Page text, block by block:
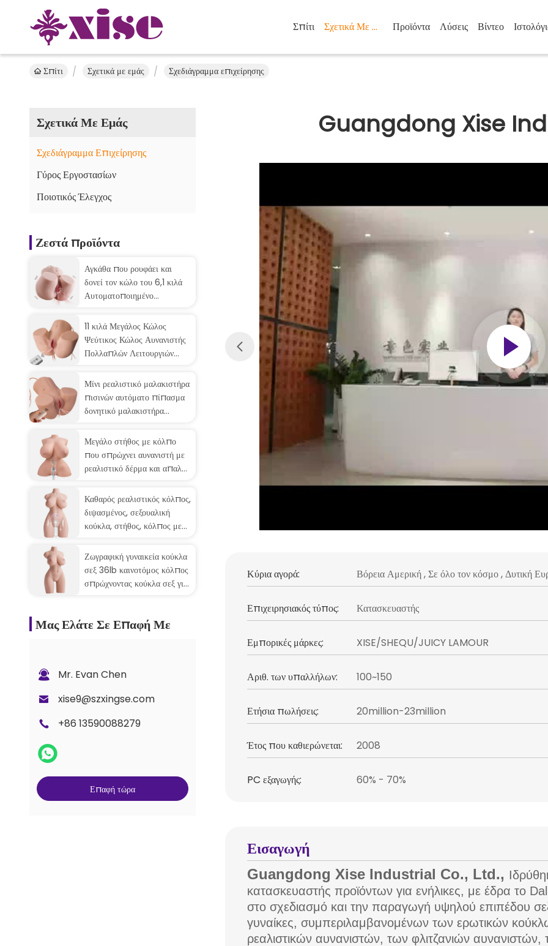
Σπίτι Σχετικά Με Εμάς Προϊόντα Λύσεις Βίντεο
Σπίτι Σχετικά με εμάς Σχεδιάγραμμα επιχείρησης
Σχετικά Με Εμάς
Σχεδιάγραμμα Επιχείρησης
Γύρος Εργοστασίων
Ποιοτικός Έλεγχος
Ζεστά προϊόντα
Αγκάθα που ρουφάει και
δονεί τον κώλο του 6,1 κιλά
Αυτοματοποιημένο
νερού Αυνανιστής
11 κιλά Μεγάλος Κώλος
Ψεύτικος Κώλος Αυνανιστής
Πολλαπλών Λειτουργιών
Μίνι ρεαλιστικό μαλακιστήρα
πισινών αυτόματο πίπασμα
δονητικό μαλακιστήρα
Μεγάλο στήθος με κόλπο
που σπρώχνει αυνανιστή με
ρεαλιστικό δέρμα και απαλό
Καθαρός ρεαλιστικός κόλπος,
διψασμένος, σεξουαλική
κούκλα, στήθος, κόλπος με
Ζωγραφική γυναικεία κούκλα
σεξ 36lb καινοτόμος κόλπος
σπρώχνοντας κούκλα σεξ για
Μας Ελάτε Σε Επαφή Με
Mr. Evan Chen
xise9@szxingse.com
+86 13590088279
Επαφή τώρα
Guangdong Xise
Κύρια αγορά: Βόρεια Αμερική , Σε όλο τον κόσμο , Δυτική
Επιχειρησιακός τύπος: Κατασκευαστής
Εμπορικές μάρκες: XISE/SHEQU/JUICY LAMOUR
Αριθ. των υπαλλήλων: 100~150
Ετήσια πωλήσεις: 20million-23million
Έτος που καθιερώνεται: 2008
PC εξαγωγής: 60% - 70%
Εισαγωγή
Guangdong Xise Industrial Co., Ltd.,
κατασκευαστής προϊόντων για ενήλικες, με έδρα το
στο σχεδιασμό και την παραγωγή υψηλού επιπέδου
γυναίκες, συμπεριλαμβανομένων των ερωτικών
ρεαλιστικών αυνανιστών, των φλιτζανιών αυνανιστών,